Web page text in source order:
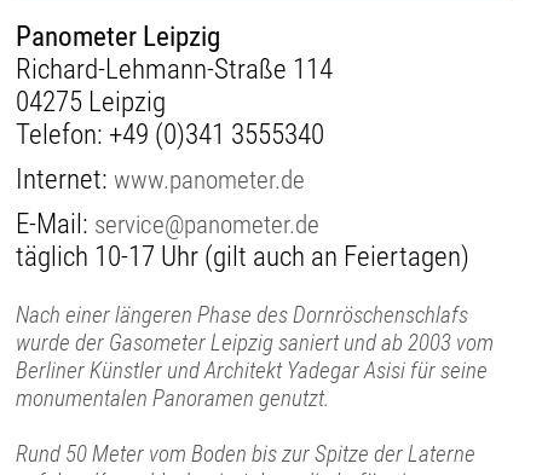
Panometer Leipzig
Richard-Lehmann-Straße 114
04275 Leipzig
Telefon: +49 (0)341 3555340
Internet:www.panometer.de
E-Mail: service@panometer.de
täglich 10-17 Uhr (gilt auch an Feiertagen)
Nach einer längeren Phase des Dornröschenschlafs
wurde der Gasometer Leipzig saniert und ab 2003 vom
Berliner Künstler und Architekt Yadegar Asisi für seine
monumentalen Panoramen genutzt.
Rund 50 Meter vom Boden bis zur Spitze der Laterne